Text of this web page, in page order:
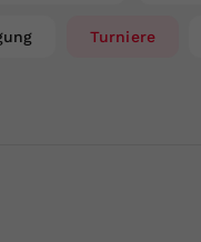
Turniere